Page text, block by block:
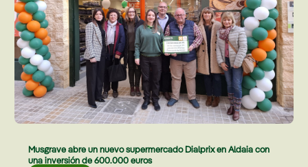
Musgrave abre un nuevo supermercado Dialprix en Aldaia con
una inversión de 600.000 euros